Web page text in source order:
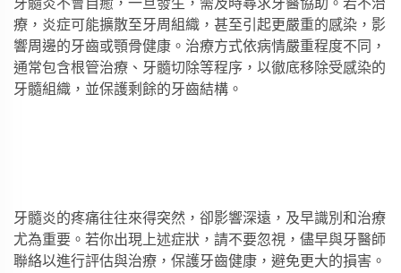
療，炎症可能擴散至牙周組織，甚至引起更嚴重的感染，影
響周邊的牙齒或顎骨健康。治療方式依病情嚴重程度不同，
通常包含根管治療、牙髓切除等程序，以徹底移除受感染的
牙髓組織，並保護剩餘的牙齒結構。
牙髓炎的疼痛往往來得突然，卻影響深遠，及早識別和治療
尤為重要。若你出現上述症狀，請不要忽視，儘早與牙醫師
聯絡以進行評估與治療，保護牙齒健康，避免更大的損害。